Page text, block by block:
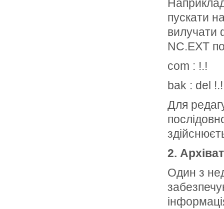
пускати
вилучати
NC.EXT
com : !.!
bak : del !.!
Для
2.
Один з